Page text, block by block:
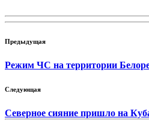
Предыдущая
Режим ЧС на территории
Следующая
Северное сияние пришло на